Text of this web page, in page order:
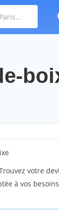
votre
à vos besoins